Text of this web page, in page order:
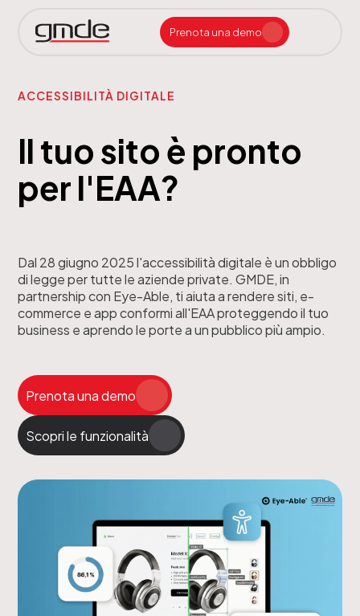
Prenota una demo
ACCESSIBILITÀ DIGITALE
Il tuo sito è pronto
per l'EAA?
Dal 28 giugno 2025 l'accessibilità digitale è un obbligo
di legge per tutte le aziende private. GMDE, in
partnership con Eye-Able, ti aiuta a rendere siti, e-
commerce e app conformi all'EAA proteggendo il tuo
business e aprendo le porte a un pubblico più ampio.
Prenota una demo
Scopri le funzionalità